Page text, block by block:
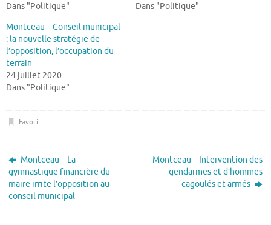
Dans "Politique"
Dans "Politique"
Montceau – Conseil municipal
: la nouvelle stratégie de
l’opposition, l’occupation du
terrain
24 juillet 2020
Dans "Politique"
Favori.
Montceau – La
gymnastique financière du
maire irrite l’opposition au
conseil municipal
Montceau – Intervention des
gendarmes et d’hommes
cagoulés et armés